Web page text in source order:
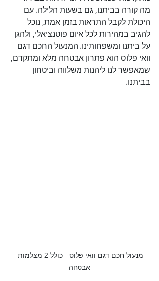
מה קורה בביתנו, גם בשעות הלילה. עם
היכולת לקבל התראות בזמן אמת, נוכל
להגיב במהירות לכל איום פוטנציאלי, ולהגן
על ביתנו ומשפחותינו. המנעול החכם דגם
וואי פלוס הוא פתרון אבטחה מלא ומתקדם,
שמאפשר לנו ליהנות משלווה וביטחון
בביתנו.
מנעול חכם דגם וואי פלוס - כולל 2 מצלמות
אבטחה